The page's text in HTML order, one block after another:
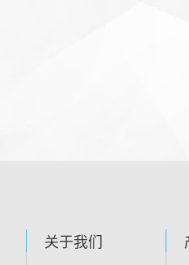
关于我们